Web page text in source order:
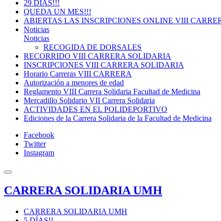
29 DÍAS!!!
QUEDA UN MES!!!
ABIERTAS LAS INSCRIPCIONES ONLINE VIII
Noticias
Noticias
RECOGIDA DE DORSALES
RECORRIDO VIII CARRERA SOLIDARIA
INSCRIPCIONES VIII CARRERA SOLIDARIA
Horario Carreras VIII CARRERA
Autorización a menores de edad
Reglamento VIII Carrera Solidaria Facultad de Medicina
Mercadillo Solidario VII Carrera Solidaria
ACTIVIDADES EN EL POLIDEPORTIVO
Ediciones de la Carrera Solidaria de la Facultad de Medicina
Facebook
Twitter
Instagram
CARRERA SOLIDARIA UMH
CARRERA SOLIDARIA UMH